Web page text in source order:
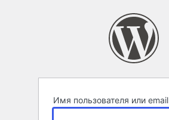
Имя пользователя или email